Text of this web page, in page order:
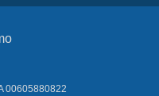
00605880822